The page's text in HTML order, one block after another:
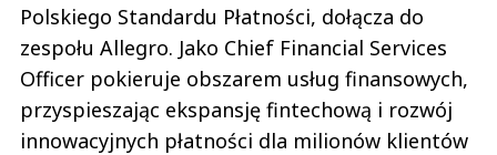
Polskiego Standardu Płatności, dołącza do
zespołu Allegro. Jako Chief Financial Services
Officer pokieruje obszarem usług finansowych,
przyspieszając ekspansję fintechową i rozwój
innowacyjnych płatności dla milionów klientów